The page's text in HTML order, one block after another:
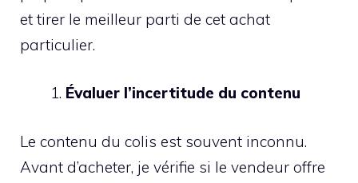
et tirer le meilleur parti de cet achat
particulier.
Évaluer l’incertitude du contenu
Le contenu du colis est souvent inconnu.
Avant d’acheter, je vérifie si le vendeur offre